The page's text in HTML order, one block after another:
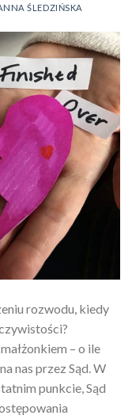
ŚLEDZIŃSKA
rozwodu, kiedy
– o ile
nas przez Sąd. W
punkcie, Sąd